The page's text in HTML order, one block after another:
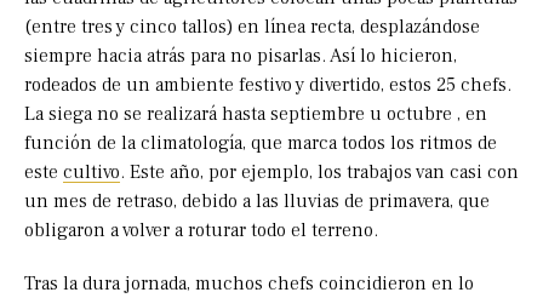
(entre tres y cinco tallos) en línea recta, desplazándose
siempre hacia atrás para no pisarlas. Así lo hicieron,
rodeados de un ambiente festivo y divertido, estos 25 chefs.
La siega no se realizará hasta septiembre u octubre , en
función de la climatología, que marca todos los ritmos de
este cultivo. Este año, por ejemplo, los trabajos van casi con
un mes de retraso, debido a las lluvias de primavera, que
obligaron a volver a roturar todo el terreno.
Tras la dura jornada, muchos chefs coincidieron en lo